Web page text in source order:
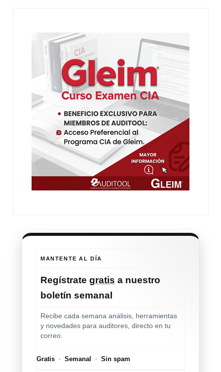
MANTENTE AL DÍA
Regístrate gratis a nuestro
boletín semanal
Recibe cada semana análisis, herramientas
y novedades para auditores, directo en tu
correo.
Gratis · Semanal · Sin spam